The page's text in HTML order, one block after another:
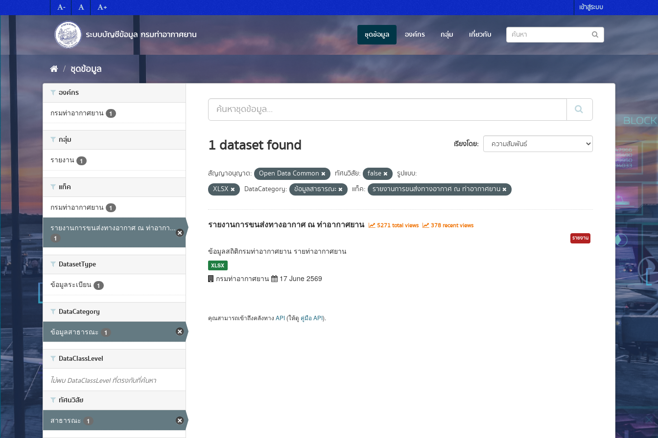
to
- + เข้าสู่ระบบ
ชุดข้อมูล องค์กร กลุ่ม เกี่ยวกับ
ชุดข้อมูล
องค์กร
กรมท่าอากาศยาน 1
กลุ่ม
รายงาน 1
แท็ค
กรมท่าอากาศยาน 1
รายงานการขนส่งทางอากาศ ณ ท่าอากา...
1
DatasetType
ข้อมูลระเบียน 1
DataCategory
ข้อมูลสาธารณะ 1
DataClassLevel
ไม่พบ DataClassLevel ที่ตรงกับที่ค้นหา
ทัศนวิสัย
สาธารณะ 1
เรียงโดย
1 dataset found
สัญญาอนุญาต: Open Data Common ทัศนวิสัย: false
รูปแบบ:
XLSX
DataCategory: ข้อมูลสาธารณะ แท็ค: รายงานการขนส่งทางอากาศ ณ ท่าอากาศยาน
รายงานการขนส่งทางอากาศ ณ ท่าอากาศยาน 5271 total views 378 recent views
รายงาน
ข้อมูลสถิติกรมท่าอากาศยาน รายท่าอากาศยาน
XLSX
กรมท่าอากาศยาน 17 June 2569
คุณสามารถเข้าถึงคลังทาง API (ให้ดู คู่มือ API).